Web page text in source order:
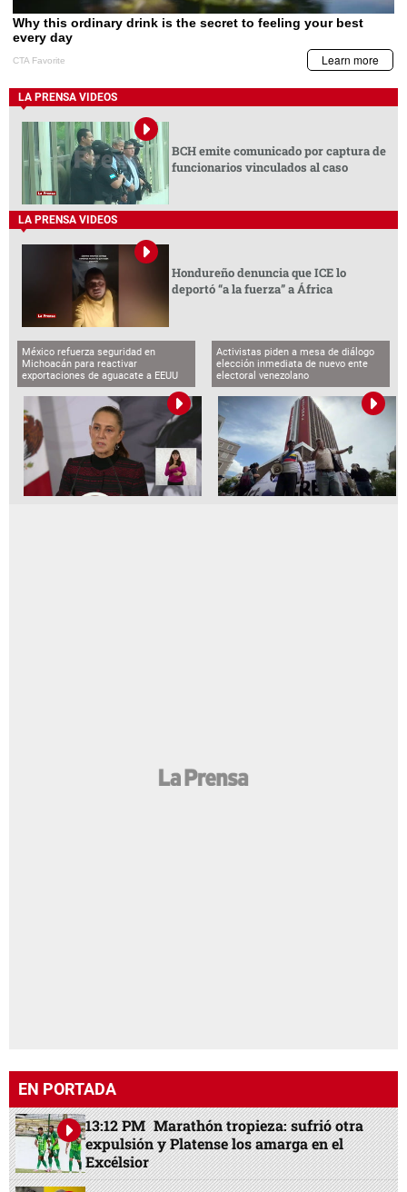
LA PRENSA VIDEOS
BCH emite comunicado por captura de
funcionarios vinculados al caso
LA PRENSA VIDEOS
Hondureño denuncia que ICE lo
deportó “a la fuerza” a África
México refuerza seguridad en
Michoacán para reactivar
exportaciones de aguacate a EEUU
Activistas piden a mesa de diálogo
elección inmediata de nuevo ente
electoral venezolano
EN PORTADA
13:12 PM Marathón tropieza: sufrió otra
expulsión y Platense los amarga en el
Excélsior